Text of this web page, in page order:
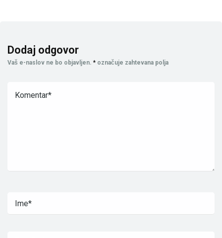
Dodaj odgovor
Vaš e-naslov ne bo objavljen. * označuje zahtevana polja